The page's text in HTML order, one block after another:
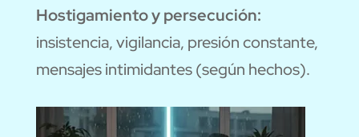
Hostigamiento y persecución:
insistencia, vigilancia, presión constante,
mensajes intimidantes (según hechos).